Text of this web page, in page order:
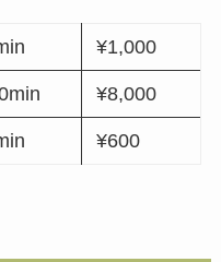
¥1,000
¥8,000
¥600